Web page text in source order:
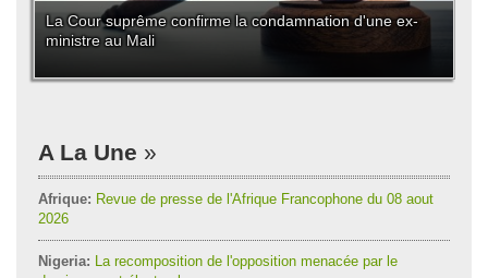
La Cour suprême confirme la condamnation d'une ex-
ministre au Mali
A La Une
Afrique: Revue de presse de l'Afrique Francophone du 08 aout
2026
Nigeria: La recomposition de l'opposition menacée par le